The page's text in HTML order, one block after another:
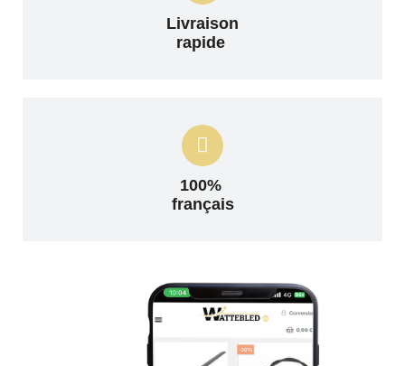
Livraison
rapide
100%
français